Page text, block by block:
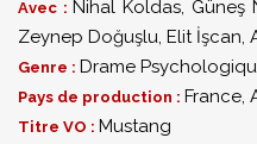
Avec : Nihal Koldas, Güneş
Zeynep Doğuşlu, Elit İşcan,
Genre : Drame
Pays de production : France,
Titre VO : Mustang